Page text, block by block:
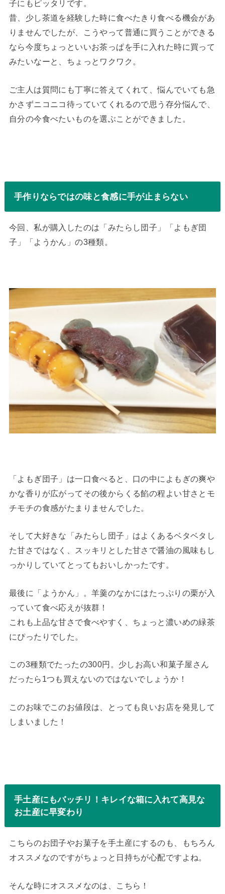
子にもピッタリです。
昔、少し茶道を経験した時に食べたきり食べる機会があ
りませんでしたが、こうやって普通に買うことができる
なら今度ちょっといいお茶っぱを手に入れた時に買って
みたいなーと、ちょっとワクワク。
ご主人は質問にも丁寧に答えてくれて、悩んでいても急
かさずニコニコ待っていてくれるので思う存分悩んで、
自分の今食べたいものを選ぶことができました。
手作りならではの味と食感に手が止まらない
今回、私が購入したのは「みたらし団子」「よもぎ団
子」「ようかん」の3種類。
「よもぎ団子」は一口食べると、口の中によもぎの爽や
かな香りが広がってその後からくる餡の程よい甘さとモ
チモチの食感がたまりませんでした。
そして大好きな「みたらし団子」はよくあるベタベタし
た甘さではなく、スッキリとした甘さで醤油の風味もし
っかりしていてとってもおいしかったです。
最後に「ようかん」。羊羹のなかにはたっぷりの栗が入
っていて食べ応えが抜群！
これも上品な甘さで食べやすく、ちょっと濃いめの緑茶
にぴったりでした。
この3種類でたったの300円。少しお高い和菓子屋さん
だったら1つも買えないのではないでしょうか！
このお味でこのお値段は、とっても良いお店を発見して
しまいました！
手土産にもバッチリ！キレイな箱に入れて高見な
お土産に早変わり
こちらのお団子やお菓子を手土産にするのも、もちろん
オススメなのですがちょっと日持ちが心配ですよね。
そんな時にオススメなのは、こちら！